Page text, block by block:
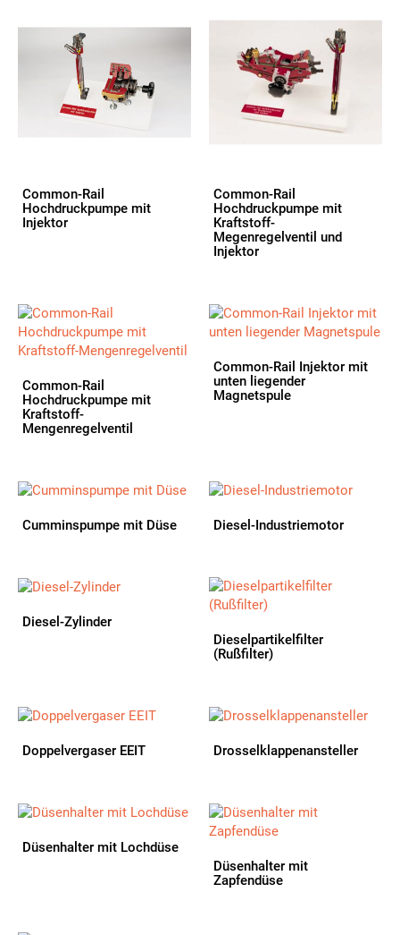
Common-Rail
Hochdruckpumpe mit
Injektor
Common-Rail
Hochdruckpumpe mit
Kraftstoff-
Megenregelventil und
Injektor
Common-Rail
Hochdruckpumpe mit
Kraftstoff-
Mengenregelventil
Common-Rail Injektor mit
unten liegender
Magnetspule
Cumminspumpe mit Düse Diesel-Industriemotor
Diesel-Zylinder
Dieselpartikelfilter
(Rußfilter)
Doppelvergaser EEIT Drosselklappenansteller
Düsenhalter mit Lochdüse
Düsenhalter mit
Zapfendüse